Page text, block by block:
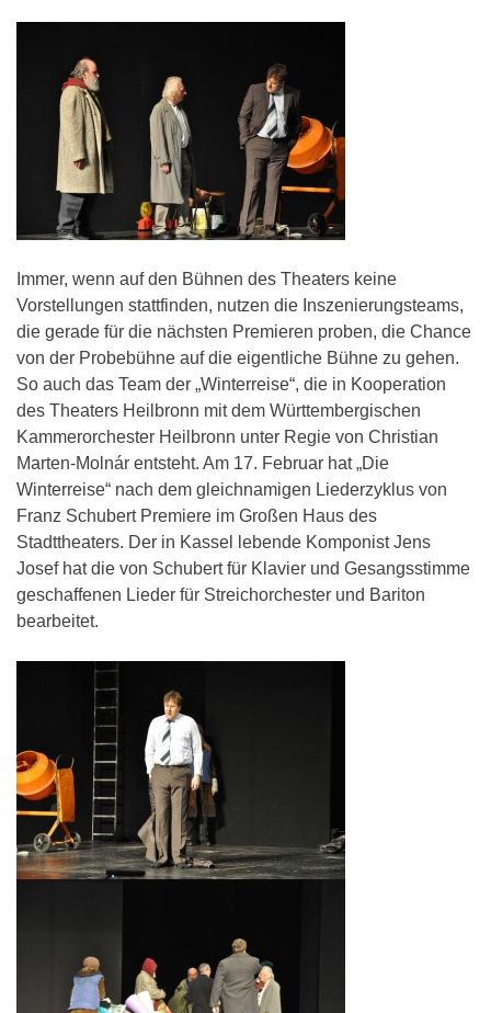
Immer, wenn auf den Bühnen des Theaters keine
Vorstellungen stattfinden, nutzen die Inszenierungsteams,
die gerade für die nächsten Premieren proben, die Chance
von der Probebühne auf die eigentliche Bühne zu gehen.
So auch das Team der „Winterreise“, die in Kooperation
des Theaters Heilbronn mit dem Württembergischen
Kammerorchester Heilbronn unter Regie von Christian
Marten-Molnár entsteht. Am 17. Februar hat „Die
Winterreise“ nach dem gleichnamigen Liederzyklus von
Franz Schubert Premiere im Großen Haus des
Stadttheaters. Der in Kassel lebende Komponist Jens
Josef hat die von Schubert für Klavier und Gesangsstimme
geschaffenen Lieder für Streichorchester und Bariton
bearbeitet.